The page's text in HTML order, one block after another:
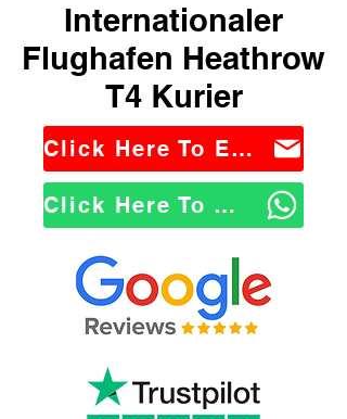
Internationaler
Flughafen Heathrow
T4 Kurier
Click Here To Email Us
Click Here To WhatsApp Us